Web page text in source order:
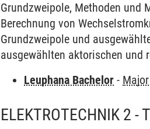
Grundzweipole, Methoden und
Berechnung von
Grundzweipole und
ausgewählten aktorischen und
Leuphana Bachelor -
ELEKTROTECHNIK 2 -